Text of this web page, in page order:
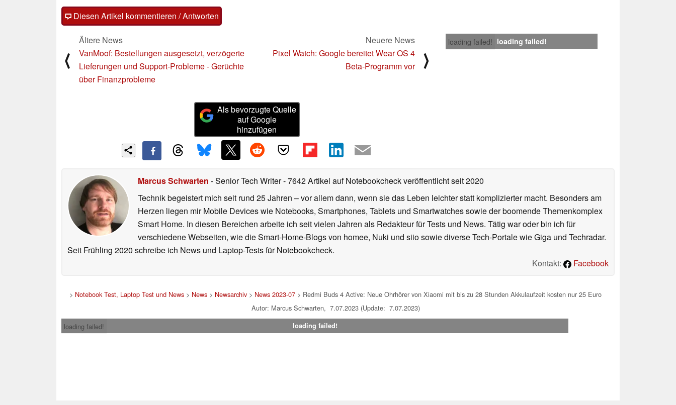
Diesen Artikel kommentieren / Antworten
loading failed! loading failed!
⟨
Ältere News
VanMoof: Bestellungen ausgesetzt, verzögerte
Lieferungen und Support-Probleme - Gerüchte
über Finanzprobleme
Neuere News
Pixel Watch: Google bereitet Wear OS 4
Beta-Programm vor
⟩
Als bevorzugte Quelle
auf Google
hinzufügen
Marcus Schwarten - Senior Tech Writer- 7642 Artikel auf Notebookcheck veröffentlichtseit 2020
Technik begeistert mich seit rund 25 Jahren – vor allem dann, wenn sie das Leben leichter statt komplizierter macht. Besonders am
Herzen liegen mir Mobile Devices wie Notebooks, Smartphones, Tablets und Smartwatches sowie der boomende Themenkomplex
Smart Home. In diesen Bereichen arbeite ich seit vielen Jahren als Redakteur für Tests und News. Tätig war oder bin ich für
verschiedene Webseiten, wie die Smart-Home-Blogs von homee, Nuki und siio sowie diverse Tech-Portale wie Giga und Techradar.
Seit Frühling 2020 schreibe ich News und Laptop-Tests für Notebookcheck.
Kontakt:
Facebook
> Notebook Test, Laptop Test und News > News > Newsarchiv > News 2023-07 > Redmi Buds 4 Active: Neue Ohrhörer von Xiaomi mit bis zu 28 Stunden Akkulaufzeit kosten nur 25 Euro
Autor: Marcus Schwarten, 7.07.2023 (Update: 7.07.2023)
loading failed!
loading failed!